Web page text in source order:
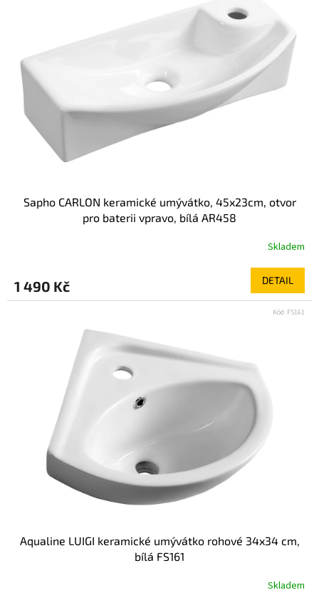
Sapho CARLON keramické umývátko, 45x23cm, otvor
pro baterii vpravo, bílá AR458
Skladem
1 490 Kč DETAIL
Aqualine LUIGI keramické umývátko rohové 34x34 cm,
bílá FS161
Skladem
Kód: FS161